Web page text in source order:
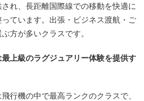
れ、長距離国際線での移動を快適に
ています。出張・ビジネス渡航・ご
方が多いクラスです。
上級のラグジュアリー体験を提供す
行機の中で最高ランクのクラスで、